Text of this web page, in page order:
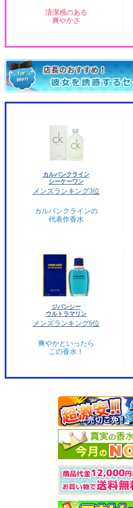
清潔感のある
爽やかさ
カルバンクライン
シーケーワン
メンズランキング3位
カルバンクラインの
代表作香水
ジバンシー
ウルトラマリン
メンズランキング6位
爽やかといったら
この香水！